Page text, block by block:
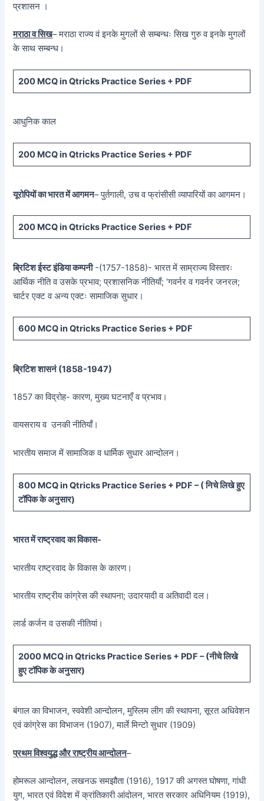
प्रशासन ।
मराठा व सिख– मराठा राज्य वं इनके मुगलों से सम्बन्धः सिख गुरु व इनके मुगलों
के साथ सम्बन्ध।
200 MCQ in Qtricks Practice Series + PDF
आधुनिक काल
200 MCQ in Qtricks Practice Series + PDF
यूरोपियों का भारत में आगमन– पुर्तगाली, उच व फ्रांसीसी व्यापारियों का आगमन।
200 MCQ in Qtricks Practice Series + PDF
ब्रिटिश ईस्ट इंडिया कम्पनी-(1757-1858)- भारत में साम्राज्य विस्तारः
आर्थिक नीति व उसके प्रभाव; प्रशासनिक नीतियाँ; ‘गवर्नर व गवर्नर जनरल;
चार्टर एक्ट व अन्य एक्टः सामाजिक सुधार।
600 MCQ in Qtricks Practice Series + PDF
ब्रिटिश शासनं (1858-1947)
1857 का विद्रोह- कारण, मुख्य घटनाएँ व प्रभाव।
वायसराय व उनकी नीतियाँ।
भारतीय समाज में सामाजिक व धार्मिक सुधार आन्दोलन।
800 MCQ in Qtricks Practice Series + PDF – (निचे लिखे हुए
टॉपिक के अनुसार)
भारत में राष्ट्रवाद का विकास-
भारतीय राष्ट्रवाद के विकास के कारण।
भारतीय राष्ट्रीय कांग्रेस की स्थापना; उदारयादी व अतिवादी दल।
लार्ड कर्जन व उसकी नीतियां।
2000 MCQ in Qtricks Practice Series + PDF – (नीचेलिखे
हुए टॉपिक के अनुसार)
बंगाल का विभाजन, स्ववेशी आन्दोलन, मुस्लिम लीग की स्थापना, सूरत अधिवेशन
एवं कांग्रेस का विभाजन (1907), मार्ले मिन्टो सुधार (1909)
प्रथम विश्वयुद्ध और राष्ट्रीय आन्दोलन–
होमरूल आन्दोलन, लखनऊ समझौता (1916), 1917 की अगस्त घोषणा, गांधी
युग, भारत एवं विदेश में क्रांतिकारी आंदोलन, भारत सरकार अधिनियम (1919),